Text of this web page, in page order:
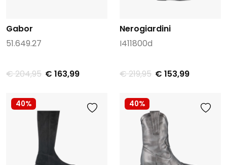
Gabor
51.649.27
€ 204,95 € 163,99
Nerogiardini
I411800d
€ 219,95 € 153,99
40% 40%